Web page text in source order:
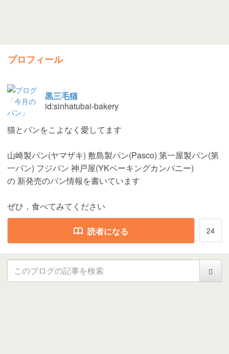
プロフィール
黒三毛猫
id:sinhatubai-bakery
猫とパンをこよなく愛してます
山崎製パン(ヤマザキ) 敷島製パン(Pasco) 第一屋製パン(第
一パン) フジパン 神戸屋(YKベーキングカンパニー)
の 新発売のパン情報を書いています
ぜひ，食べてみてください
読者になる 24